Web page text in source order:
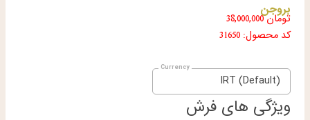
بروجن
تومان38,000,000
کد محصول: 31650
IRT (Default)
ویژگی های فرش